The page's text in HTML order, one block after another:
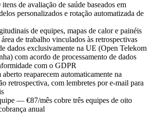
de avaliação de saúde baseados em
personalizados e rotação automatizada de
de equipes, mapas de calor e painéis
de trabalho vinculados às retrospectivas
dados exclusivamente na UE (Open Telekom
com acordo de processamento de dados
com o GDPR
aberto reaparecem automaticamente na
retrospectiva, com lembretes por e-mail para
— €87/mês cobre três equipes de oito
anual